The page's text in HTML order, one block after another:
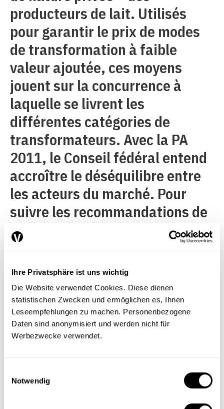
Ihre Privatsphäre ist uns wichtig
Die Website verwendet Cookies. Diese dienen
statistischen Zwecken und ermöglichen es, Ihnen
Leseempfehlungen zu machen. Personenbezogene
Daten sind anonymisiert und werden nicht für
Werbezwecke verwendet.
Notwendig
producteurs de lait. Utilisés
pour garantir le prix de modes
de transformation à faible
valeur ajoutée, ces moyens
jouent sur la concurrence à
laquelle se livrent les
différentes catégories de
transformateurs. Avec la PA
2011, le Conseil fédéral entend
accroître le déséquilibre entre
les acteurs du marché. Pour
suivre les recommandations de
l’OCDE, il prévoit de transformer
en paiements directs la
réduction dont bénéficient les
producteurs de lait de
fromagerie sur le prix de la
matière première; il en est de
même du supplément pour le
non-ensilage. Ainsi, des fonds
utilisés jusqu’ici de manière
sélective pour réduire le prix de